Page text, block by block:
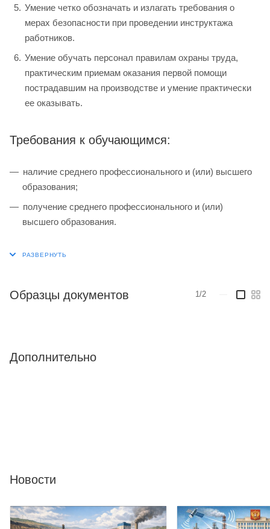
Умение четко обозначать и излагать требования о
мерах безопасности при проведении инструктажа
работников.
Умение обучать персонал правилам охраны труда,
практическим приемам оказания первой помощи
пострадавшим на производстве и умение практически
ее оказывать.
Требования к обучающимся:
наличие среднего профессионального и (или) высшего
образования;
получение среднего профессионального и (или)
высшего образования.
Образцы документов 1/2
Дополнительно
Новости